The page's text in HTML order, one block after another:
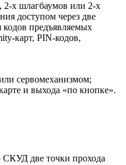
х шлагбаумов или 2-х
доступом через две
предъявляемых
карт, PIN-кодов,
сервомеханизмом;
и выхода «по кнопке».
СКУД две точки прохода